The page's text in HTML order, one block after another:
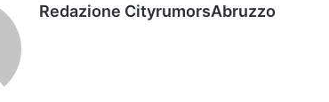
Redazione CityrumorsAbruzzo